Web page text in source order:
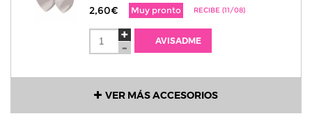
2,60€ Muy pronto RECIBE (11/08)
AVISADME
VER MÁS ACCESORIOS